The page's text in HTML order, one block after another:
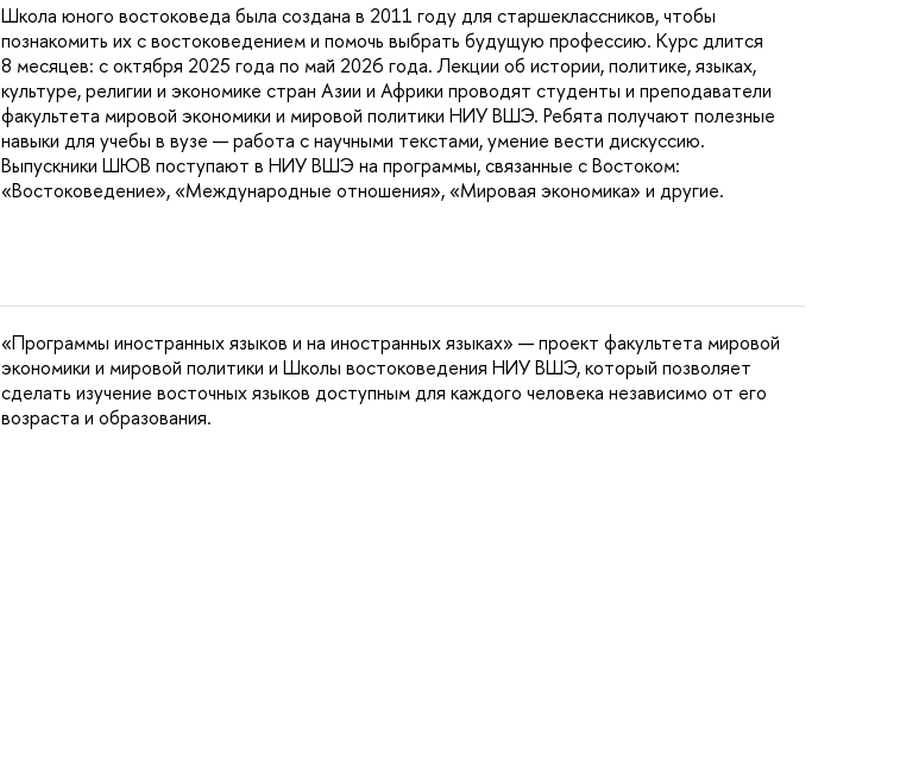
Школа юного востоковеда была создана в 2011 году для старшеклассников, чтобы
познакомить их с востоковедением и помочь выбрать будущую профессию. Курс длится
8 месяцев: с октября 2025 года по май 2026 года. Лекции об истории, политике, языках,
культуре, религии и экономике стран Азии и Африки проводят студенты и преподаватели
факультета мировой экономики и мировой политики НИУ ВШЭ. Ребята получают полезные
навыки для учебы в вузе — работа с научными текстами, умение вести дискуссию.
Выпускники ШЮВ поступают в НИУ ВШЭ на программы, связанные с Востоком:
«Востоковедение», «Международные отношения», «Мировая экономика» и другие.
«Программы иностранных языков и на иностранных языках» — проект факультета мировой
экономики и мировой политики и Школы востоковедения НИУ ВШЭ, который позволяет
сделать изучение восточных языков доступным для каждого человека независимо от его
возраста и образования.